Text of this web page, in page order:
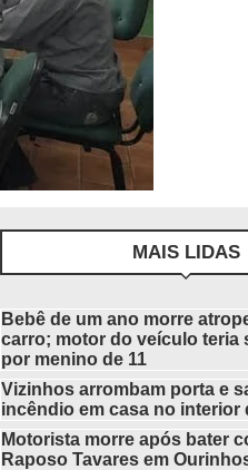
MAIS LIDAS
Bebê de um ano morre
carro; motor do veículo teria
por menino de 11
Vizinhos arrombam porta e
incêndio em casa no interior
Motorista morre após bater
Raposo Tavares em